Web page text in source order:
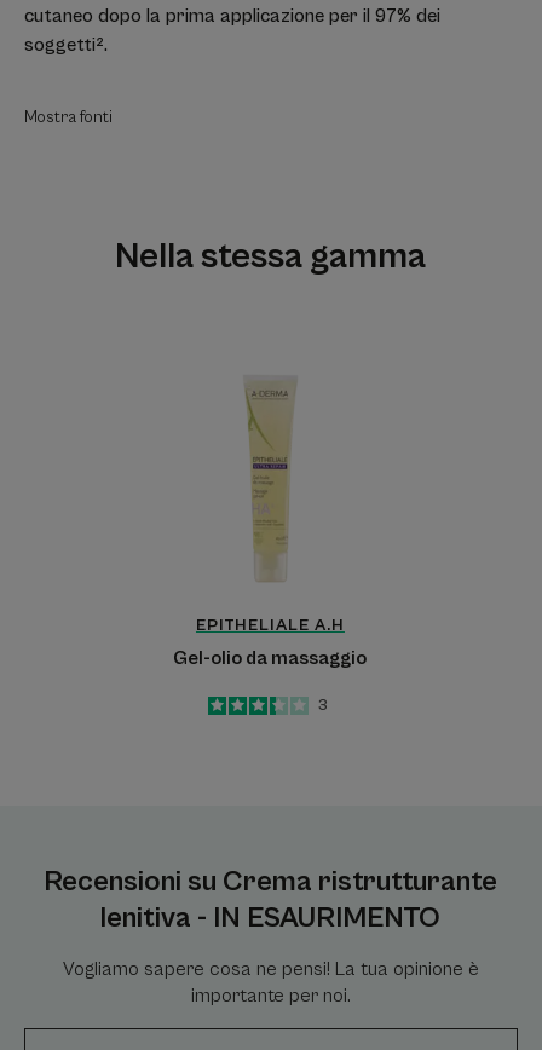
cutaneo dopo la prima applicazione per il 97% dei
soggetti².
Mostra fonti
Nella stessa gamma
olio
EPITHELIALE A.H
Gel-olio da massaggio
3.3
/
5
3
Recensioni su Crema ristrutturante
lenitiva - IN ESAURIMENTO
Vogliamo sapere cosa ne pensi! La tua opinione è
importante per noi.